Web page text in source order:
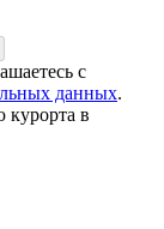
с
данных.
курорта в